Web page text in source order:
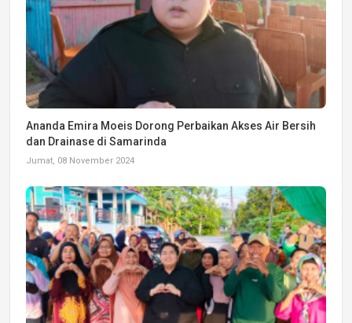
Ananda Emira Moeis Dorong Perbaikan Akses Air Bersih
dan Drainase di Samarinda
Jumat, 08 November 2024